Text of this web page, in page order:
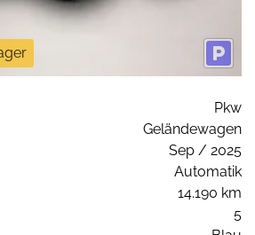
Pkw
Geländewagen
Sep / 2025
Automatik
14.190 km
5